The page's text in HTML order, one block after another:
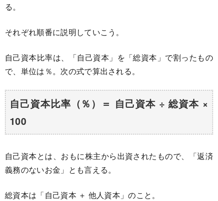
る。
それぞれ順番に説明していこう。
自己資本比率は、「自己資本」を「総資本」で割ったもの
で、単位は％。次の式で算出される。
自己資本比率（％）＝ 自己資本 ÷ 総資本 ×
100
自己資本とは、おもに株主から出資されたもので、「返済
義務のないお金」とも言える。
総資本は「自己資本 ＋ 他人資本」のこと。